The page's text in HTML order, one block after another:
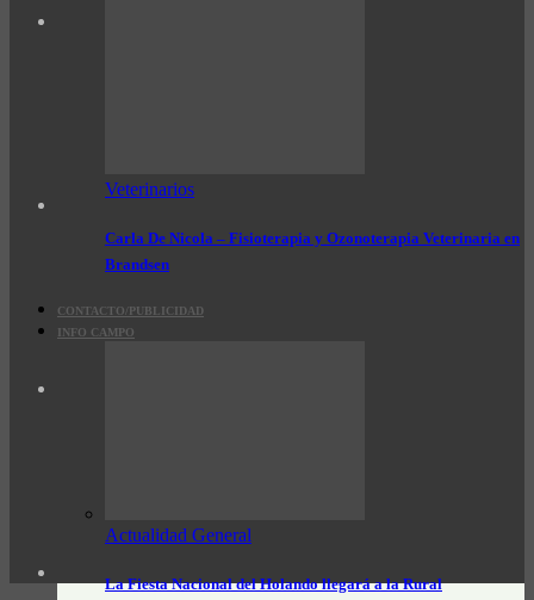
Veterinarios
Carla De Nicola – Fisioterapia y Ozonoterapia Veterinaria en
Brandsen
CONTACTO/PUBLICIDAD
INFO CAMPO
Actualidad General
La Fiesta Nacional del Holando llegará a la Rural